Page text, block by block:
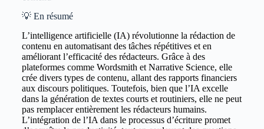
💡 En résumé
L’intelligence artificielle (IA) révolutionne la rédaction de
contenu en automatisant des tâches répétitives et en
améliorant l’efficacité des rédacteurs. Grâce à des
plateformes comme Wordsmith et Narrative Science, elle
crée divers types de contenu, allant des rapports financiers
aux discours politiques. Toutefois, bien que l’IA excelle
dans la génération de textes courts et routiniers, elle ne peut
pas remplacer entièrement les rédacteurs humains.
L’intégration de l’IA dans le processus d’écriture promet